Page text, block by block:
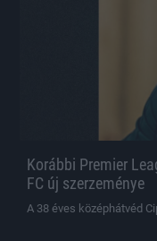
Korábbi Premier
FC új szerzeménye
A 38 éves középhátvéd